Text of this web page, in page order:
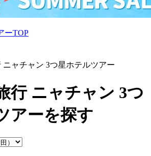
ーTOP
ニャチャン 3つ星ホテルツアー
行 ニャチャン 3つ
アーを探す